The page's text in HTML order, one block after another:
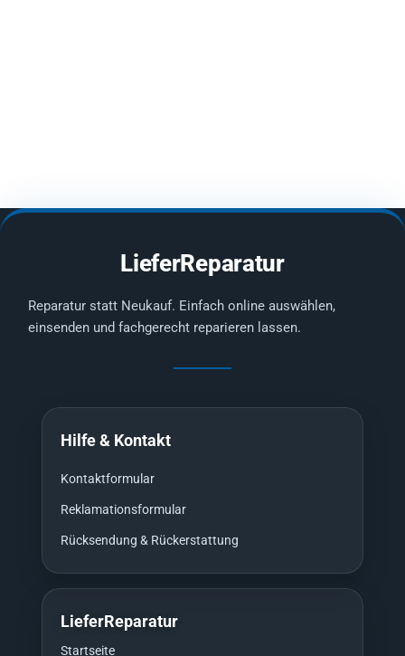
LieferReparatur
Reparatur statt Neukauf. Einfach online auswählen,
einsenden und fachgerecht reparieren lassen.
Hilfe & Kontakt
Kontaktformular
Reklamationsformular
Rücksendung & Rückerstattung
LieferReparatur
Startseite